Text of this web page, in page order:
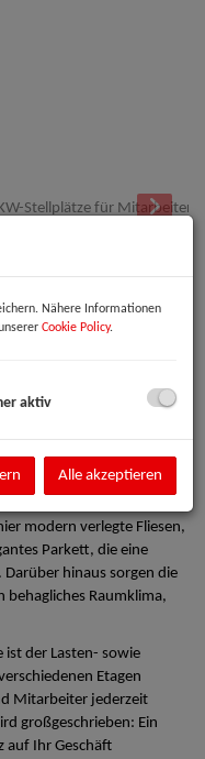
im Herzen von
sowohl Funktionalität als
modern verlegte Fliesen,
Parkett, die eine
hinaus sorgen die
behagliches Raumklima,
ist der Lasten- sowie
Etagen
Mitarbeiter jederzeit
großgeschrieben: Ein
auf Ihr Geschäft
Nähere Informationen
Cookie Policy.
aktiv
Alle akzeptieren